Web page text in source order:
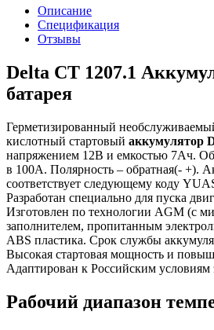
Описание
Спецификация
Отзывы
Delta CT 1207.1
батарея
Герметизированный
кислотный стартовый аккумулятор
напряжением 12В и емкостью 7Ач.
в 100А. Полярность – обратная(- +).
соответствует следующему коду
Разработан специально для пуска
Изготовлен по технологии AGM (с
заполнителем, пропитанным
ABS пластика. Срок службы
Высокая стартовая мощность и
Адаптирован к Российским условиям
Рабочий диапазон